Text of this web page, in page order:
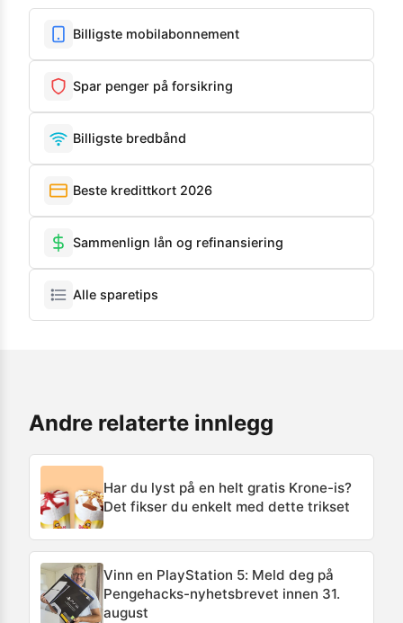
Billigste mobilabonnement
Spar penger på forsikring
Billigste bredbånd
Beste kredittkort 2026
Sammenlign lån og refinansiering
Alle sparetips
Andre relaterte innlegg
Har du lyst på en helt gratis Krone-is?
Det fikser du enkelt med dette trikset
Vinn en PlayStation 5: Meld deg på
Pengehacks-nyhetsbrevet innen 31.
august